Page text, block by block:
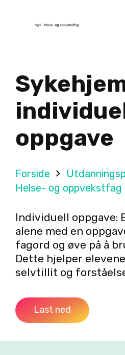
oppgave
Forside
Helse- og oppvekstfag
Individuell oppgave:
alene med en
fagord og øve på å
Dette hjelper
selvtillit og
Last ned